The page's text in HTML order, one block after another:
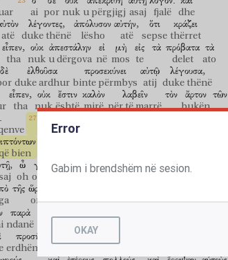
ai por nuk u përgjigj asaj fjalë dhe
atë
λέγοντες,
duke thënë
ἀπόλυσον
lësho
αὐτήν,
atë
ὅτι
sepse
κράζει
thërret
εἶπεν,
tha
οὐκ
nuk
ἀπεστάλην
u dërgova
εἰ
në
μὴ
mos
εἰς
te
τὰ πρόβατα
delet
τὰ
ato
δὲ ἐλθοῦσα
duke ardhur
προσεκύνει
binte përmbys
αὐτῷ
atij
λέγουσα,
duke thënë
εἶπεν,
tha
οὐκ
nuk
ἔστιν
është
καλὸν
mirë
λαβεῖν
për të marrë
τὸν ἄρτον
bukën
τῶν
por tha
bien
ὦ
oh
γύναι,
o grua
μεγάλη σου ἡ πίστις; γενηθήτω
τῆς ὥρας
ora ajo
παρὰ
ndanë detit
προσῆλθον
erdhën pranë
αὐτῷ ὄχλοι
Error
Gabim i brendshëm në sesion.
OKAY